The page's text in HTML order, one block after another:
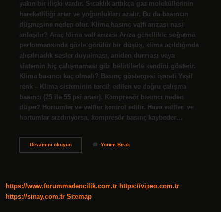
yakın bir ilişki vardır. Sıcaklık arttıkça gaz moleküllerinin
hareketliliği artar ve yoğunlukları azalır. Bu da basıncın
düşmesine neden olur. Klima basınç valfi arızası nasıl
anlaşılır? Araç klima valf arızası Arıza genellikle soğutma
performansında gözle görülür bir düşüş, klima açıldığında
alışılmadık sesler duyulması, aniden durması veya
sistemin hiç çalışmaması gibi belirtilerle kendini gösterir.
Klima basıncı kaç olmalı? Basınç göstergesi işareti Yeşil
renk – Klima sisteminin tercih edilen ve doğru çalışma
basıncı (25 ile 55 psi arası). Kompresör basıncı neden
düşer? Hortumlar ve valfler kontrol edilir. Hava valfleri ve
hortumlar sızdırıyorsa, kompresör basınç kaybeder…
Devamını okuyunKlima
Yorum Bırak
https://www.forummadencilik.com.tr https://vipeo.com.tr
https://sinay.com.tr Sitemap